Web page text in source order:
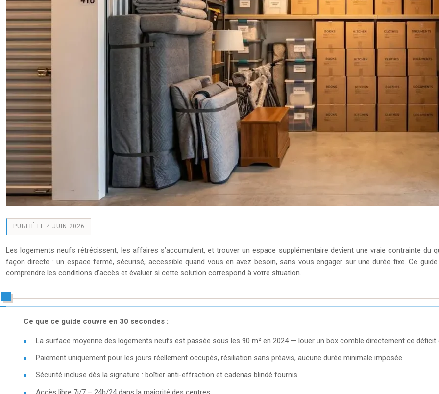
PUBLIÉ LE 4 JUIN 2026
Les logements neufs rétrécissent, les affaires s’accumulent, et trouver un espace supplémentaire devient une vraie contrainte du
façon directe : un espace fermé, sécurisé, accessible quand vous en avez besoin, sans vous engager sur une durée fixe. Ce
comprendre les conditions d’accès et évaluer si cette solution correspond à votre situation.
Ce que ce guide couvre en 30 secondes :
La surface moyenne des logements neufs est passée sous les 90 m² en 2024 — louer un box comble directement ce déficit
Paiement uniquement pour les jours réellement occupés, résiliation sans préavis, aucune durée minimale imposée.
Sécurité incluse dès la signature : boîtier anti-effraction et cadenas blindé fournis.
Accès libre 7j/7 – 24h/24 dans la majorité des centres.